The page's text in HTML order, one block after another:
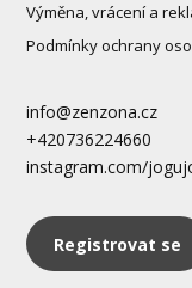
Výměna, vrácení a
Podmínky ochrany
info@zenzona.cz
+420736224660
instagram.com/
Registrovat se